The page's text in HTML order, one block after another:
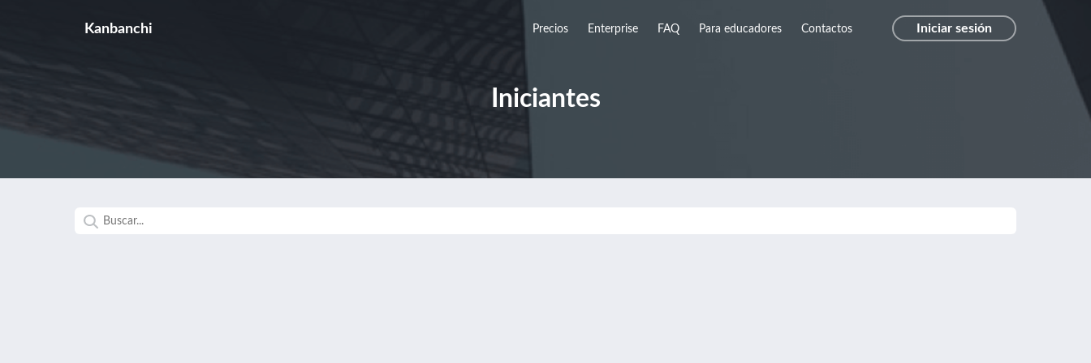
Kanbanchi Precios Enterprise FAQ Para educadores Contactos Iniciar sesión
Iniciantes